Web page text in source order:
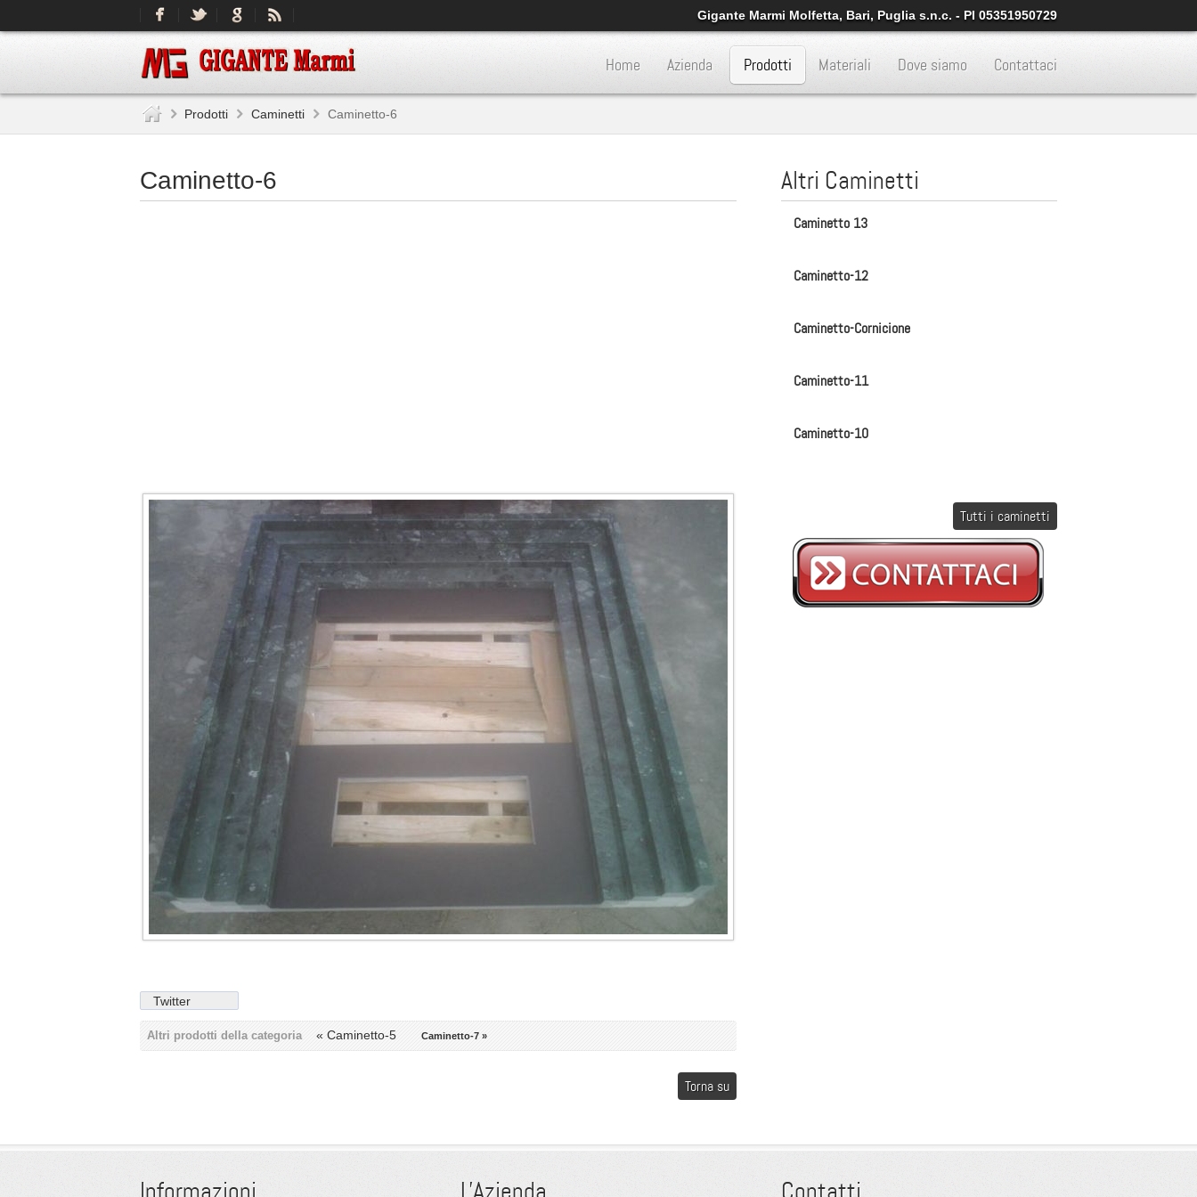
Gigante Marmi Molfetta, Bari, Puglia s.n.c. - PI 05351950729
Home Azienda Prodotti Materiali Dove siamo Contattaci
Prodotti Caminetti Caminetto-6
Caminetto-6
Twitter
Altri prodotti della categoria « Caminetto-5 Caminetto-7 »
Torna su
Altri Caminetti
Caminetto 13
Caminetto-12
Caminetto-Cornicione
Caminetto-11
Caminetto-10
Tutti i caminetti